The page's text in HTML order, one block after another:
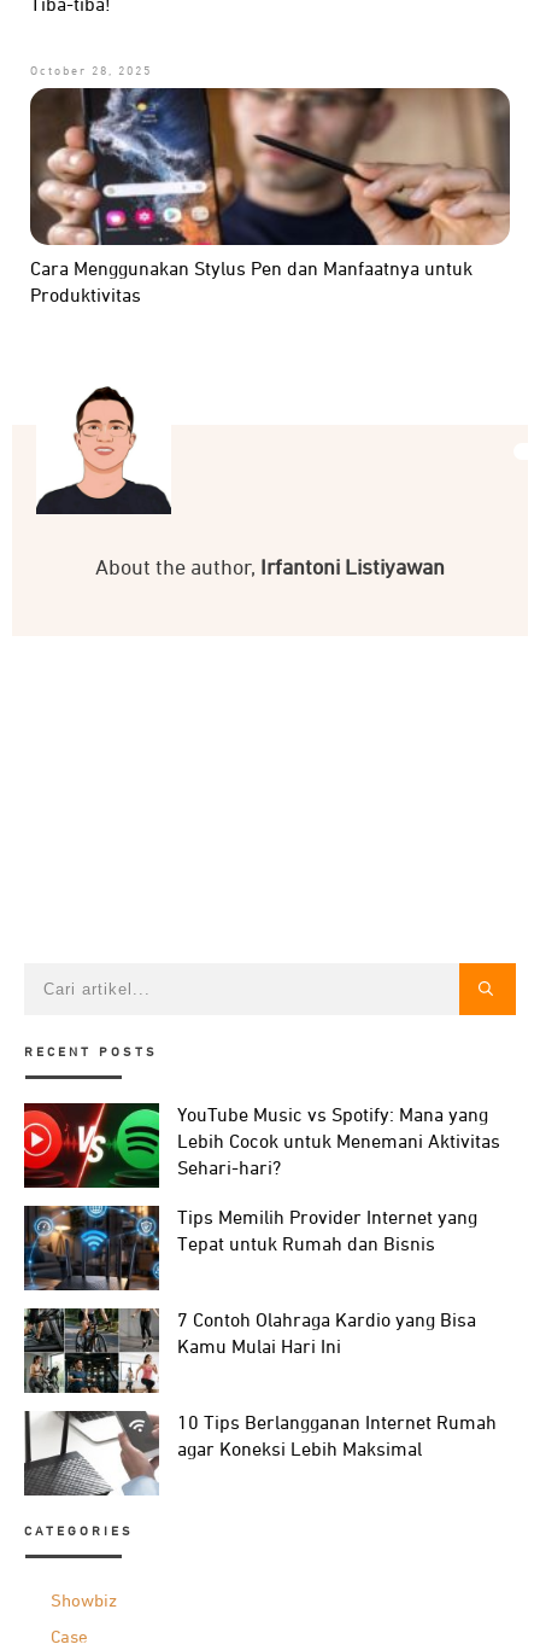
Tiba-tiba!
October 28, 2025
Cara Menggunakan Stylus Pen dan Manfaatnya untuk
Produktivitas
About the author, Irfantoni Listiyawan
RECENT POSTS
YouTube Music vs Spotify: Mana yang
Lebih Cocok untuk Menemani Aktivitas
Sehari-hari?
Tips Memilih Provider Internet yang
Tepat untuk Rumah dan Bisnis
7 Contoh Olahraga Kardio yang Bisa
Kamu Mulai Hari Ini
10 Tips Berlangganan Internet Rumah
agar Koneksi Lebih Maksimal
CATEGORIES
Showbiz
Case